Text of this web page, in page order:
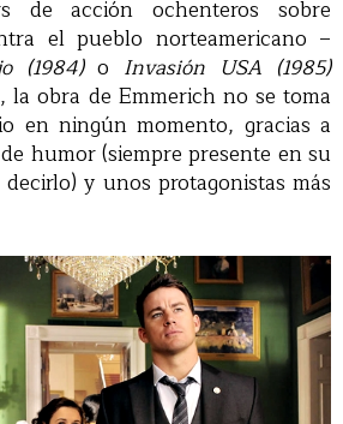
de acción ochenteros sobre
el pueblo norteamericano –
(1984)o Invasión USA (1985)
la obra de Emmerich no se toma
en ningún momento, gracias a
humor (siempre presente en su
y unos protagonistas más